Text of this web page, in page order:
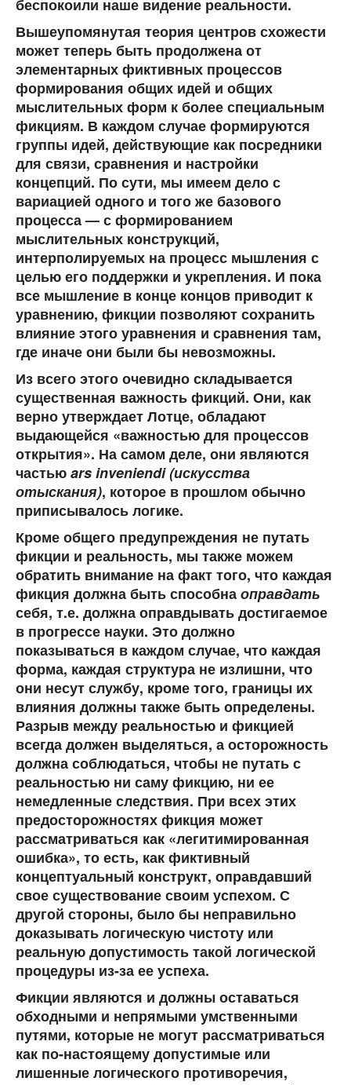
беспокоили наше видение реальности.
Вышеупомянутая теория центров схожести
может теперь быть продолжена от
элементарных фиктивных процессов
формирования общих идей и общих
мыслительных форм к более специальным
фикциям. В каждом случае формируются
группы идей, действующие как посредники
для связи, сравнения и настройки
концепций. По сути, мы имеем дело с
вариацией одного и того же базового
процесса — с формированием
мыслительных конструкций,
интерполируемых на процесс мышления с
целью его поддержки и укрепления. И пока
все мышление в конце концов приводит к
уравнению, фикции позволяют сохранить
влияние этого уравнения и сравнения там,
где иначе они были бы невозможны.
Из всего этого очевидно складывается
существенная важность фикций. Они, как
верно утверждает Лотце, обладают
выдающейся «важностью для процессов
открытия». На самом деле, они являются
частьюars inveniendi (искусства
отыскания), которое в прошлом обычно
приписывалось логике.
Кроме общего предупреждения не путать
фикции и реальность, мы также можем
обратить внимание на факт того, что каждая
фикция должна быть способнаоправдать
себя, т.е. должна оправдывать достигаемое
в прогрессе науки. Это должно
показываться в каждом случае, что каждая
форма, каждая структура не излишни, что
они несут службу, кроме того, границы их
влияния должны также быть определены.
Разрыв между реальностью и фикцией
всегда должен выделяться, а осторожность
должна соблюдаться, чтобы не путать с
реальностью ни саму фикцию, ни ее
немедленные следствия. При всех этих
предосторожностях фикция может
рассматриваться как «легитимированная
ошибка», то есть, как фиктивный
концептуальный конструкт, оправдавший
свое существование своим успехом. С
другой стороны, было бы неправильно
доказывать логическую чистоту или
реальную допустимость такой логической
процедуры из-за ее успеха.
Фикции являются и должны оставаться
обходными и непрямыми умственными
путями, которые не могут рассматриваться
как по-настоящему допустимые или
лишенные логического противоречия,